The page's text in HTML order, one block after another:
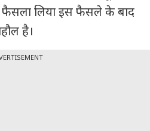
फैसला लिया इस फैसले के बाद
है।